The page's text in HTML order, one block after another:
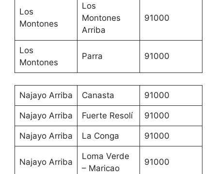
Los
Montones
Los
Montones
Arriba
91000
Los
Montones
Parra 91000
Najayo Arriba Canasta 91000
Najayo Arriba Fuerte Resolí 91000
Najayo Arriba La Conga 91000
Najayo Arriba
Loma Verde
– Maricao
91000